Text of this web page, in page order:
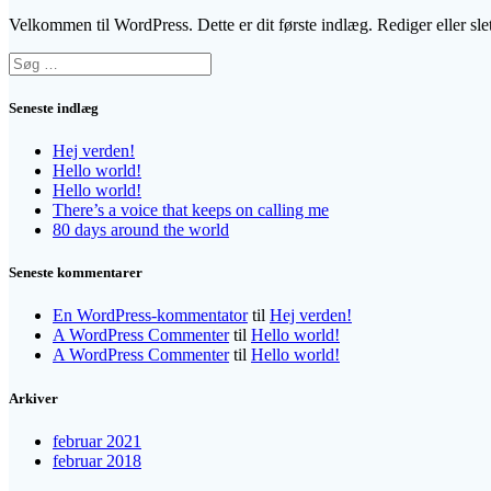
Velkommen til WordPress. Dette er dit første indlæg. Rediger eller
Søg
efter:
Seneste indlæg
Hej verden!
Hello world!
Hello world!
There’s a voice that keeps on calling me
80 days around the world
Seneste kommentarer
En WordPress-kommentatortil Hej verden!
A WordPress Commentertil Hello world!
A WordPress Commentertil Hello world!
Arkiver
februar 2021
februar 2018